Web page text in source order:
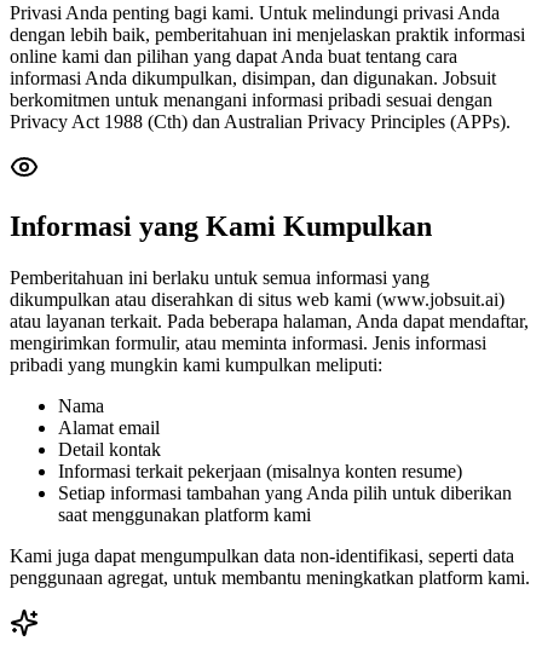
Privasi Anda penting bagi kami. Untuk melindungi privasi Anda
dengan lebih baik, pemberitahuan ini menjelaskan praktik informasi
online kami dan pilihan yang dapat Anda buat tentang cara
informasi Anda dikumpulkan, disimpan, dan digunakan. Jobsuit
berkomitmen untuk menangani informasi pribadi sesuai dengan
Privacy Act 1988 (Cth) dan Australian Privacy Principles (APPs).
Informasi yang Kami Kumpulkan
Pemberitahuan ini berlaku untuk semua informasi yang
dikumpulkan atau diserahkan di situs web kami (www.jobsuit.ai)
atau layanan terkait. Pada beberapa halaman, Anda dapat mendaftar,
mengirimkan formulir, atau meminta informasi. Jenis informasi
pribadi yang mungkin kami kumpulkan meliputi:
Nama
Alamat email
Detail kontak
Informasi terkait pekerjaan (misalnya konten resume)
Setiap informasi tambahan yang Anda pilih untuk diberikan
saat menggunakan platform kami
Kami juga dapat mengumpulkan data non-identifikasi, seperti data
penggunaan agregat, untuk membantu meningkatkan platform kami.